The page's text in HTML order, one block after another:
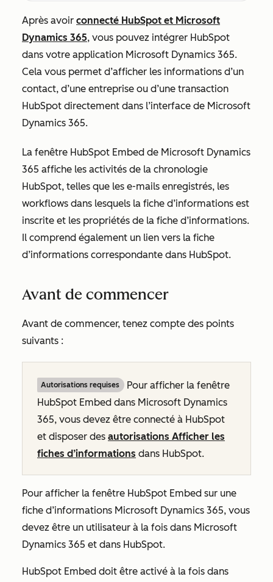
Après avoir connecté HubSpot et Microsoft
Dynamics 365, vous pouvez intégrer HubSpot
dans votre application Microsoft Dynamics 365.
Cela vous permet d’afficher les informations d’un
contact, d’une entreprise ou d’une transaction
HubSpot directement dans l’interface de Microsoft
Dynamics 365.
La fenêtre HubSpot Embed de Microsoft Dynamics
365 affiche les activités de la chronologie
HubSpot, telles que les e-mails enregistrés, les
workflows dans lesquels la fiche d’informations est
inscrite et les propriétés de la fiche d’informations.
Il comprend également un lien vers la fiche
d’informations correspondante dans HubSpot.
Avant de commencer
Avant de commencer, tenez compte des points
suivants :
Autorisations requises
Pour afficher la fenêtre
HubSpot Embed dans Microsoft Dynamics
365, vous devez être connecté à HubSpot
et disposer des autorisations Afficher les
fiches d’informations dans HubSpot.
Pour afficher la fenêtre HubSpot Embed sur une
fiche d’informations Microsoft Dynamics 365, vous
devez être un utilisateur à la fois dans Microsoft
Dynamics 365 et dans HubSpot.
HubSpot Embed doit être activé à la fois dans